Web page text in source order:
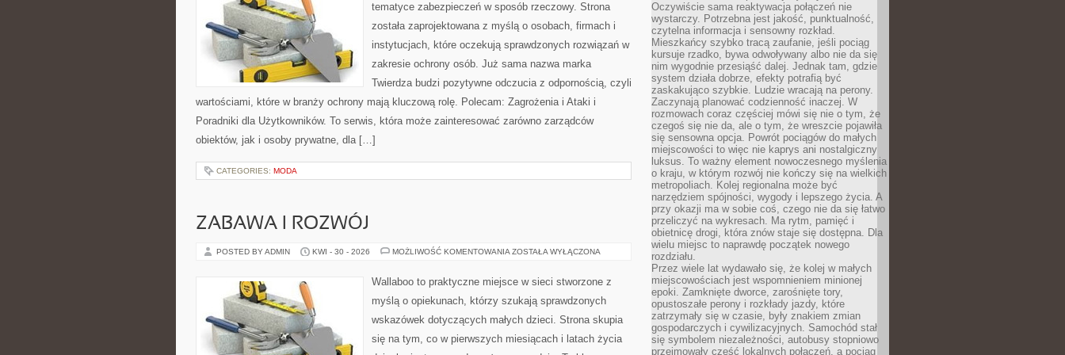
tematyce zabezpieczeń w sposób rzeczowy. Strona
została zaprojektowana z myślą o osobach, firmach i
instytucjach, które oczekują sprawdzonych rozwiązań w
zakresie ochrony osób. Już sama nazwa marka
Twierdza budzi pozytywne odczucia z odpornością, czyli
wartościami, które w branży ochrony mają kluczową rolę. Polecam: Zagrożenia i Ataki i
Poradniki dla Użytkowników. To serwis, która może zainteresować zarówno zarządców
obiektów, jak i osoby prywatne, dla […]
CATEGORIES: MODA
ZABAWA I ROZWÓJ
POSTED BY ADMIN KWI - 30 - 2026 MOŻLIWOŚĆ KOMENTOWANIA ZABAWA
ZOSTAŁA WYŁĄCZONA
Wallaboo to praktyczne miejsce w sieci stworzone z
myślą o opiekunach, którzy szukają sprawdzonych
wskazówek dotyczących małych dzieci. Strona skupia
się na tym, co w pierwszych miesiącach i latach życia
Oczywiście sama reaktywacja połączeń nie
wystarczy. Potrzebna jest jakość, punktualność,
czytelna informacja i sensowny rozkład.
Mieszkańcy szybko tracą zaufanie, jeśli pociąg
kursuje rzadko, bywa odwoływany albo nie da się
nim wygodnie przesiąść dalej. Jednak tam, gdzie
system działa dobrze, efekty potrafią być
zaskakująco szybkie. Ludzie wracają na perony.
Zaczynają planować codzienność inaczej. W
rozmowach coraz częściej mówi się nie o tym, że
czegoś się nie da, ale o tym, że wreszcie pojawiła
się sensowna opcja. Powrót pociągów do małych
miejscowości to więc nie kaprys ani nostalgiczny
luksus. To ważny element nowoczesnego myślenia
o kraju, w którym rozwój nie kończy się na wielkich
metropoliach. Kolej regionalna może być
narzędziem spójności, wygody i lepszego życia. A
przy okazji ma w sobie coś, czego nie da się łatwo
przeliczyć na wykresach. Ma rytm, pamięć i
obietnicę drogi, która znów staje się dostępna. Dla
wielu miejsc to naprawdę początek nowego
rozdziału.
Przez wiele lat wydawało się, że kolej w małych
miejscowościach jest wspomnieniem minionej
epoki. Zamknięte dworce, zarośnięte tory,
opustoszałe perony i rozkłady jazdy, które
zatrzymały się w czasie, były znakiem zmian
gospodarczych i cywilizacyjnych. Samochód stał
się symbolem niezależności, autobusy stopniowo
przejmowały część lokalnych połączeń, a pociąg